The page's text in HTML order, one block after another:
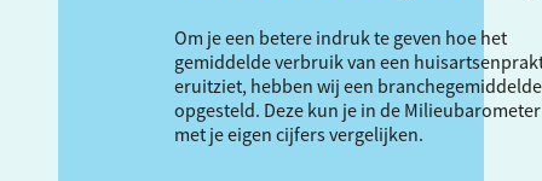
Om je een betere indruk te geven hoe het
gemiddelde verbruik van een
eruitziet, hebben wij een branchegemiddelde
opgesteld. Deze kun je in de Milieubarometer
met je eigen cijfers vergelijken.